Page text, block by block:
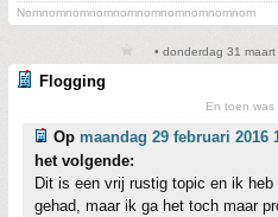
Nomnomnomnomnomnomnomnomnomnom
• donderdag 31
Flogging
En toen was
Op maandag 29 februari 2016
het volgende:
Dit is een vrij rustig topic en ik
gehad, maar ik ga het toch maar